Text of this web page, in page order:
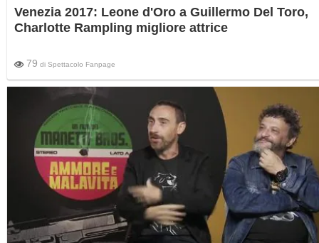
Venezia 2017: Leone d'Oro a Guillermo Del Toro,
Charlotte Rampling migliore attrice
79 di Spettacolo Fanpage